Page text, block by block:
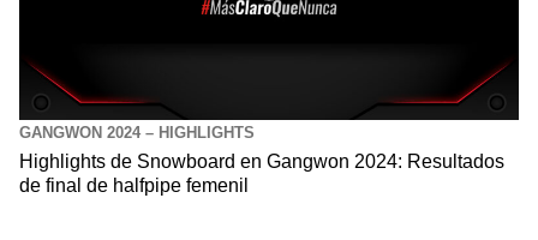
GANGWON 2024 – HIGHLIGHTS
Highlights de Snowboard en Gangwon 2024: Resultados
de final de halfpipe femenil